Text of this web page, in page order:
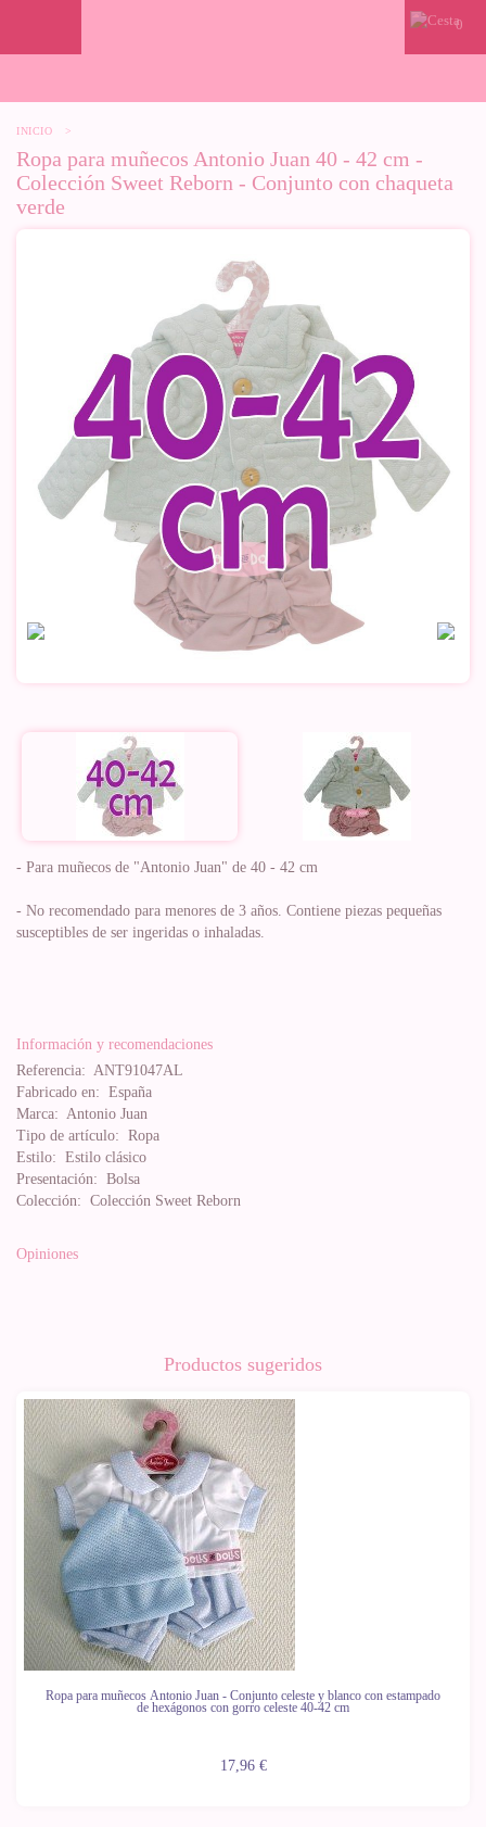
0
INICIO >
Ropa para muñecos Antonio Juan 40 - 42 cm -
Colección Sweet Reborn - Conjunto con chaqueta
verde
- Para muñecos de "Antonio Juan" de 40 - 42 cm
- No recomendado para menores de 3 años. Contiene piezas pequeñas
susceptibles de ser ingeridas o inhaladas.
Información y recomendaciones
Referencia: ANT91047AL
Fabricado en: España
Marca: Antonio Juan
Tipo de artículo: Ropa
Estilo: Estilo clásico
Presentación: Bolsa
Colección: Colección Sweet Reborn
Opiniones
Productos sugeridos
Ropa para muñecos Antonio Juan - Conjunto celeste y blanco con estampado
de hexágonos con gorro celeste 40-42 cm
17,96 €